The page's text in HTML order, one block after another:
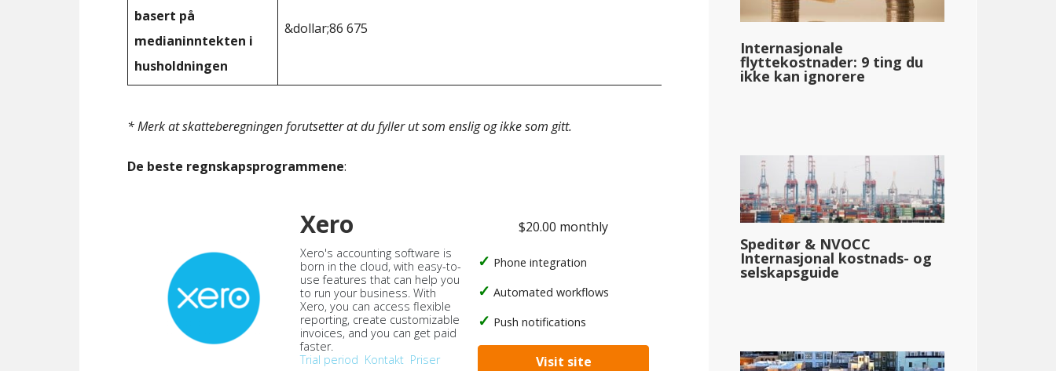
basert på
medianinntekten i
husholdningen
&dollar;86 675
* Merk at skatteberegningen forutsetter at du fyller ut som enslig og ikke som gitt.
De beste regnskapsprogrammene:
Xero
Xero's accounting software is
born in the cloud, with easy-to-
use features that can help you
to run your business. With
Xero, you can access flexible
reporting, create customizable
invoices, and you can get paid
faster.
Trial period Kontakt Priser
$20.00 monthly
Phone integration
Automated workflows
Push notifications
Visit site
Internasjonale
flyttekostnader: 9 ting du
ikke kan ignorere
Speditør & NVOCC
Internasjonal kostnads- og
selskapsguide